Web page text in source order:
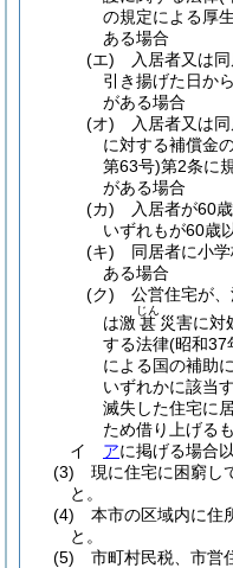
の規定による厚
ある場合
(エ)
入居者又は
引き揚げた日か
がある場合
(オ)
入居者又は
に対する補償金
第63号)第2条に
がある場合
(カ)
入居者が60
いずれもが60歳
(キ)
同居者に小
ある場合
(ク)
公営住宅が
は激 甚
じん
災害に対
する法律(昭和37
による国の補助
いずれかに該当
滅失した住宅に
ため借り上げる
イ
アに掲げる場合
(3)
現に住宅に困窮し
と。
(4)
本市の区域内に住
と。
(5)
市町村民税、市営